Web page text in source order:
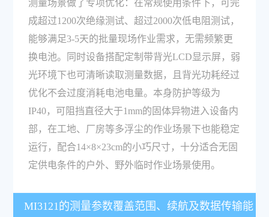
测量场景做了专项优化：在常规使用条件下，可完
成超过1200次绝缘测试、超过2000次低电阻测试，
能够满足3-5天的批量现场作业需求，无需频繁更
换电池。同时设备搭配定制带背光LCD显示屏，弱
光环境下也可清晰读取测量数据，且背光功耗经过
优化不会过度消耗电池电量。本身防护等级为
IP40，可阻挡直径大于1mm的固体异物进入设备内
部，在工地、厂房等多浮尘的作业场景下也能稳定
运行，配合14×8×23cm的小巧尺寸，十分适合无固
定供电条件的户外、野外临时作业场景使用。
MI3121的测量参数覆盖范围、续航及数据传输能